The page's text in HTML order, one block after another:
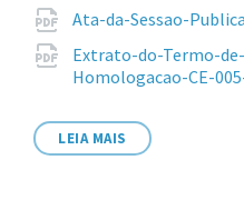
Ata-da-Sessao-
Extrato-do-Termo-
Homologacao-CE-
LEIA MAIS